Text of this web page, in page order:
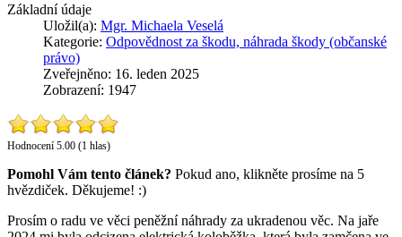
Základní údaje
Uložil(a): Mgr. Michaela Veselá
Kategorie: Odpovědnost za škodu, náhrada škody (občanské
právo)
Zveřejněno: 16. leden 2025
Zobrazení: 1947
Hodnocení 5.00 (1 hlas)
Pomohl Vám tento článek? Pokud ano, klikněte prosíme na 5
hvězdiček. Děkujeme! :)
Prosím o radu ve věci peněžní náhrady za ukradenou věc. Na jaře